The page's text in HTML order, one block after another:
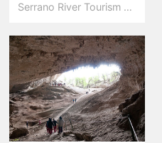
Serrano River Tourism Villa